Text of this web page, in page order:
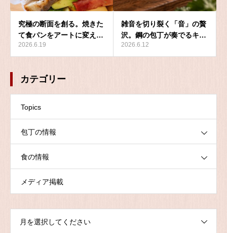
究極の断面を創る。焼きた
て食パンをアートに変え…
2026.6.19
雑音を切り裂く「音」の贅
沢。鋼の包丁が奏でるキ…
2026.6.12
カテゴリー
Topics
包丁の情報
食の情報
メディア掲載
月を選択してください